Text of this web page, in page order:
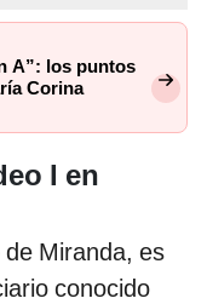
A”: los puntos
Corina
I en
Miranda, es
conocido